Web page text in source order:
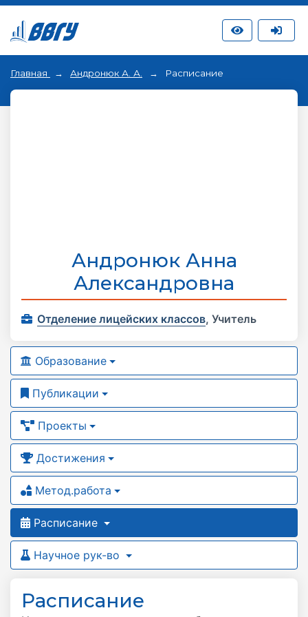
Главная Андронюк А. А. Расписание
Андронюк Анна
Александровна
Отделение лицейских классов, Учитель
Образование
Публикации
Проекты
Достижения
Метод.работа
Расписание
Научное рук-во
Расписание